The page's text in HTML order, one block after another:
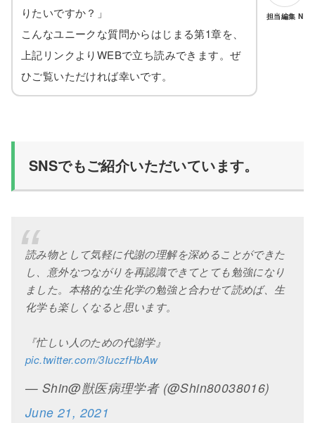
担当編集 N
りたいですか？」
こんなユニークな質問からはじまる第1章を、
上記リンクよりWEBで立ち読みできます。ぜ
ひご覧いただければ幸いです。
SNSでもご紹介いただいています。
読み物として気軽に代謝の理解を深めることができた
し、意外なつながりを再認識できてとても勉強になり
ました。本格的な生化学の勉強と合わせて読めば、生
化学も楽しくなると思います。
『忙しい人のための代謝学』
pic.twitter.com/3IuczfHbAw
— Shin@獣医病理学者 (@Shin80038016)
June 21, 2021